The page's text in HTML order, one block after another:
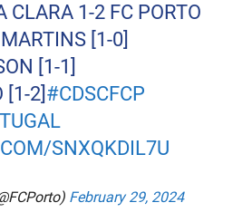
CLARA 1-2 FC PORTO
[1-0]
[1-1]
[1-2]#CDSCFCP
SNXQKDIL7U
February 29, 2024